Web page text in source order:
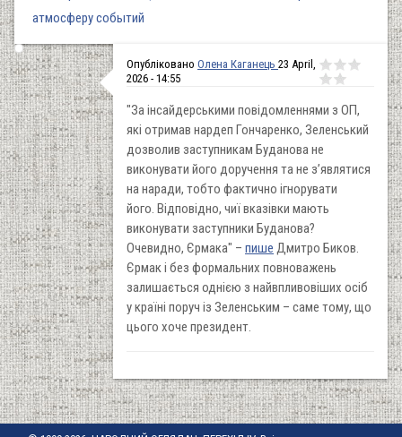
атмосферу событий
Опубліковано Олена Каганець 23 April,
2026 - 14:55
"За інсайдерськими повідомленнями з ОП,
які отримав нардеп Гончаренко, Зеленський
дозволив заступникам Буданова не
виконувати його доручення та не з’являтися
на наради, тобто фактично ігнорувати
його. Відповідно, чиї вказівки мають
виконувати заступники Буданова?
Очевидно, Єрмака" – пише Дмитро Биков.
Єрмак і без формальних повноважень
залишається однією з найвпливовіших осіб
у країні поруч із Зеленським – саме тому, що
цього хоче президент.